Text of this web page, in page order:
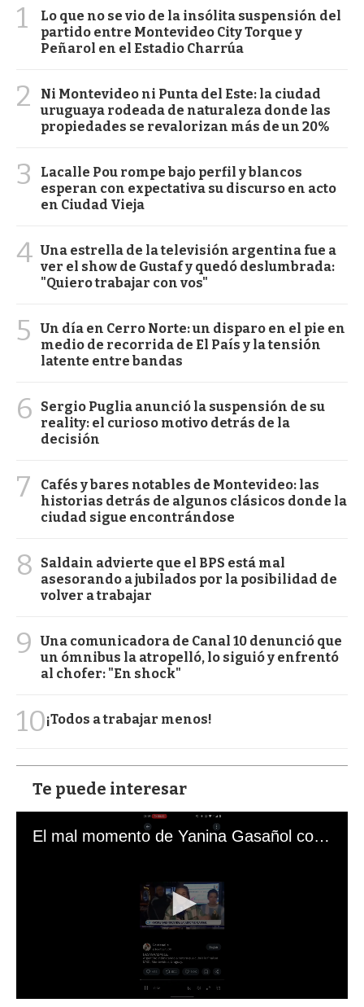
1
Lo que no se vio de la insólita suspensión del
partido entre Montevideo City Torque y
Peñarol en el Estadio Charrúa
2
Ni Montevideo ni Punta del Este: la ciudad
uruguaya rodeada de naturaleza donde las
propiedades se revalorizan más de un 20%
3
Lacalle Pou rompe bajo perfil y blancos
esperan con expectativa su discurso en acto
en Ciudad Vieja
4 Una estrella de la televisión argentina fue a
ver el show de Gustaf y quedó deslumbrada:
"Quiero trabajar con vos"
5
Un día en Cerro Norte: un disparo en el pie en
medio de recorrida de El País y la tensión
latente entre bandas
6
Sergio Puglia anunció la suspensión de su
reality: el curioso motivo detrás de la
decisión
7
Cafés y bares notables de Montevideo: las
historias detrás de algunos clásicos donde la
ciudad sigue encontrándose
8
Saldain advierte que el BPS está mal
asesorando a jubilados por la posibilidad de
volver a trabajar
9
Una comunicadora de Canal 10 denunció que
un ómnibus la atropelló, lo siguió y enfrentó
al chofer: "En shock"
10¡Todos a trabajar menos!
Te puede interesar
El mal momento de Yanina Gasañol con un hincha argentino en "Subrayado"